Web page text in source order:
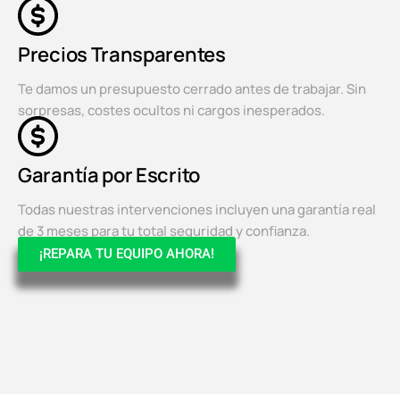
Precios Transparentes
Te damos un presupuesto cerrado antes de trabajar. Sin
sorpresas, costes ocultos ni cargos inesperados.
Garantía por Escrito
Todas nuestras intervenciones incluyen una garantía real
de 3 meses para tu total seguridad y confianza.
¡REPARA TU EQUIPO AHORA!